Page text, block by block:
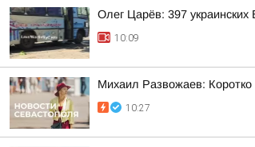
Олег Царёв: 397
10:09
Михаил Развожаев:
10:27